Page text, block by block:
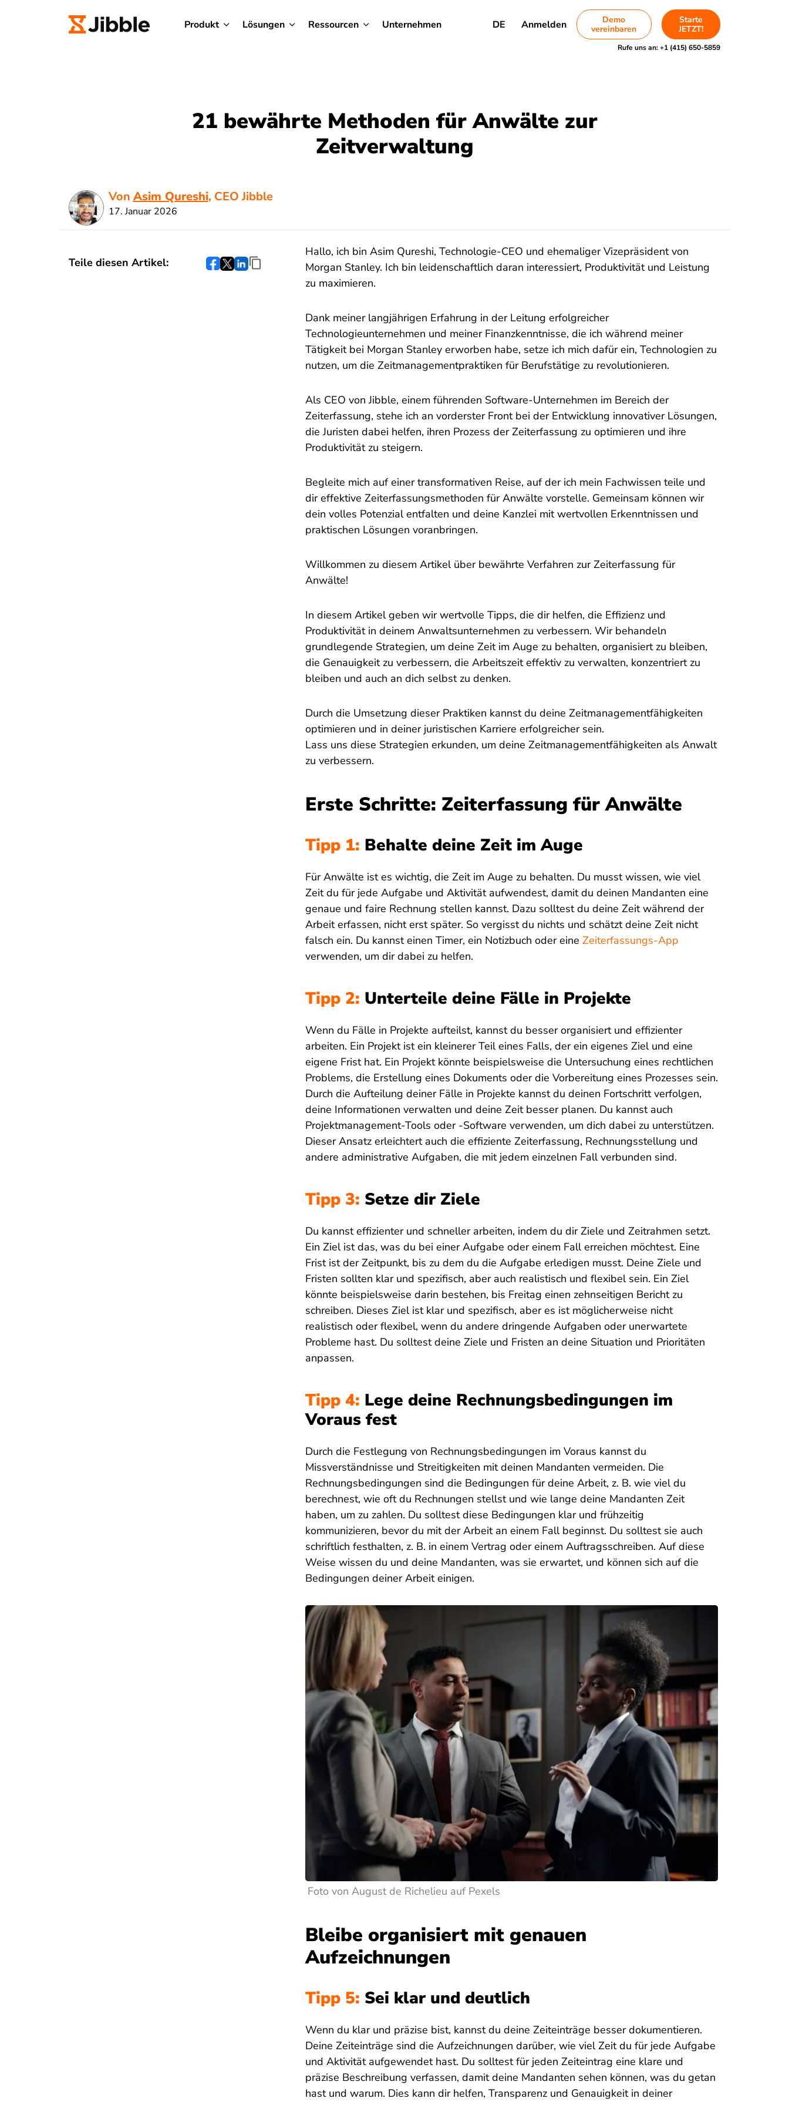
Produkt Lösungen Ressourcen Unternehmen DE Anmelden
Demo
vereinbaren
Starte
JETZT!
Rufe uns an:+1 (415) 650-5859
21 bewährte Methoden für Anwälte zur
Zeitverwaltung
Von Asim Qureshi, CEO Jibble
17. Januar 2026
Teile diesen Artikel:
Hallo, ich bin Asim Qureshi, Technologie-CEO und ehemaliger Vizepräsident von
Morgan Stanley. Ich bin leidenschaftlich daran interessiert, Produktivität und Leistung
zu maximieren.
Dank meiner langjährigen Erfahrung in der Leitung erfolgreicher
Technologieunternehmen und meiner Finanzkenntnisse, die ich während meiner
Tätigkeit bei Morgan Stanley erworben habe, setze ich mich dafür ein, Technologien zu
nutzen, um die Zeitmanagementpraktiken für Berufstätige zu revolutionieren.
Als CEO von Jibble, einem führenden Software-Unternehmen im Bereich der
Zeiterfassung, stehe ich an vorderster Front bei der Entwicklung innovativer Lösungen,
die Juristen dabei helfen, ihren Prozess der Zeiterfassung zu optimieren und ihre
Produktivität zu steigern.
Begleite mich auf einer transformativen Reise, auf der ich mein Fachwissen teile und
dir effektive Zeiterfassungsmethoden für Anwälte vorstelle. Gemeinsam können wir
dein volles Potenzial entfalten und deine Kanzlei mit wertvollen Erkenntnissen und
praktischen Lösungen voranbringen.
Willkommen zu diesem Artikel über bewährte Verfahren zur Zeiterfassung für
Anwälte!
In diesem Artikel geben wir wertvolle Tipps, die dir helfen, die Effizienz und
Produktivität in deinem Anwaltsunternehmen zu verbessern. Wir behandeln
grundlegende Strategien, um deine Zeit im Auge zu behalten, organisiert zu bleiben,
die Genauigkeit zu verbessern, die Arbeitszeit effektiv zu verwalten, konzentriert zu
bleiben und auch an dich selbst zu denken.
Durch die Umsetzung dieser Praktiken kannst du deine Zeitmanagementfähigkeiten
optimieren und in deiner juristischen Karriere erfolgreicher sein.
Lass uns diese Strategien erkunden, um deine Zeitmanagementfähigkeiten als Anwalt
zu verbessern.
Erste Schritte: Zeiterfassung für Anwälte
Tipp 1: Behalte deine Zeit im Auge
Für Anwälte ist es wichtig, die Zeit im Auge zu behalten. Du musst wissen, wie viel
Zeit du für jede Aufgabe und Aktivität aufwendest, damit du deinen Mandanten eine
genaue und faire Rechnung stellen kannst. Dazu solltest du deine Zeit während der
Arbeit erfassen, nicht erst später. So vergisst du nichts und schätzt deine Zeit nicht
falsch ein. Du kannst einen Timer, ein Notizbuch oder eine Zeiterfassungs-App
verwenden, um dir dabei zu helfen.
Tipp 2: Unterteile deine Fälle in Projekte
Wenn du Fälle in Projekte aufteilst, kannst du besser organisiert und effizienter
arbeiten. Ein Projekt ist ein kleinerer Teil eines Falls, der ein eigenes Ziel und eine
eigene Frist hat. Ein Projekt könnte beispielsweise die Untersuchung eines rechtlichen
Problems, die Erstellung eines Dokuments oder die Vorbereitung eines Prozesses sein.
Durch die Aufteilung deiner Fälle in Projekte kannst du deinen Fortschritt verfolgen,
deine Informationen verwalten und deine Zeit besser planen. Du kannst auch
Projektmanagement-Tools oder -Software verwenden, um dich dabei zu unterstützen.
Dieser Ansatz erleichtert auch die effiziente Zeiterfassung, Rechnungsstellung und
andere administrative Aufgaben, die mit jedem einzelnen Fall verbunden sind.
Tipp 3: Setze dir Ziele
Du kannst effizienter und schneller arbeiten, indem du dir Ziele und Zeitrahmen setzt.
Ein Ziel ist das, was du bei einer Aufgabe oder einem Fall erreichen möchtest. Eine
Frist ist der Zeitpunkt, bis zu dem du die Aufgabe erledigen musst. Deine Ziele und
Fristen sollten klar und spezifisch, aber auch realistisch und flexibel sein. Ein Ziel
könnte beispielsweise darin bestehen, bis Freitag einen zehnseitigen Bericht zu
schreiben. Dieses Ziel ist klar und spezifisch, aber es ist möglicherweise nicht
realistisch oder flexibel, wenn du andere dringende Aufgaben oder unerwartete
Probleme hast. Du solltest deine Ziele und Fristen an deine Situation und Prioritäten
anpassen.
Tipp 4: Lege deine Rechnungsbedingungen im
Voraus fest
Durch die Festlegung von Rechnungsbedingungen im Voraus kannst du
Missverständnisse und Streitigkeiten mit deinen Mandanten vermeiden. Die
Rechnungsbedingungen sind die Bedingungen für deine Arbeit, z. B. wie viel du
berechnest, wie oft du Rechnungen stellst und wie lange deine Mandanten Zeit
haben, um zu zahlen. Du solltest diese Bedingungen klar und frühzeitig
kommunizieren, bevor du mit der Arbeit an einem Fall beginnst. Du solltest sie auch
schriftlich festhalten, z. B. in einem Vertrag oder einem Auftragsschreiben. Auf diese
Weise wissen du und deine Mandanten, was sie erwartet, und können sich auf die
Bedingungen deiner Arbeit einigen.
Foto von August de Richelieu auf Pexels
Bleibe organisiert mit genauen
Aufzeichnungen
Tipp 5: Sei klar und deutlich
Wenn du klar und präzise bist, kannst du deine Zeiteinträge besser dokumentieren.
Deine Zeiteinträge sind die Aufzeichnungen darüber, wie viel Zeit du für jede Aufgabe
und Aktivität aufgewendet hast. Du solltest für jeden Zeiteintrag eine klare und
präzise Beschreibung verfassen, damit deine Mandanten sehen können, was du getan
hast und warum. Dies kann dir helfen, Transparenz und Genauigkeit in deiner